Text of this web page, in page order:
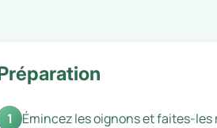
1
Émincez les oignons et faites-